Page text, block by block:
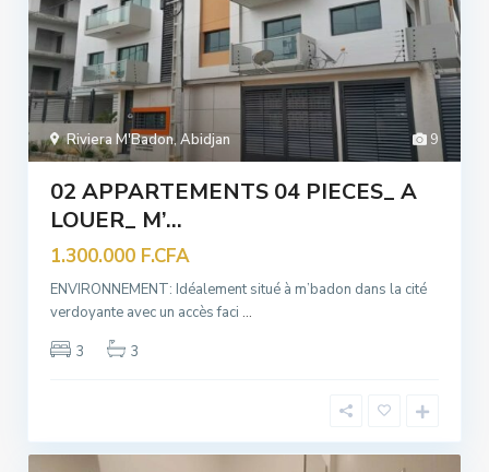
9
Riviera M'Badon,Abidjan
02 APPARTEMENTS 04 PIECES_ A
LOUER_ M’...
1.300.000 F.CFA
ENVIRONNEMENT: Idéalement situé à m’badon dans la cité
verdoyante avec un accès faci ...
3
3